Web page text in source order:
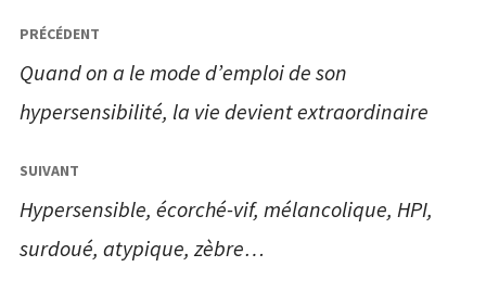
Navigation
de
l’article
PRÉCÉDENT
Quand on a le mode d’emploi de son
hypersensibilité, la vie devient extraordinaire
SUIVANT
Hypersensible, écorché-vif, mélancolique, HPI,
surdoué, atypique, zèbre…